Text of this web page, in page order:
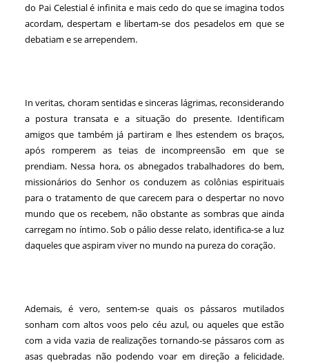
do Pai Celestial é infinita e mais cedo do que se imagina todos
acordam, despertam e libertam-se dos pesadelos em que se
debatiam e se arrependem.
In veritas, choram sentidas e sinceras lágrimas, reconsiderando
a postura transata e a situação do presente. Identificam
amigos que também já partiram e lhes estendem os braços,
após romperem as teias de incompreensão em que se
prendiam. Nessa hora, os abnegados trabalhadores do bem,
missionários do Senhor os conduzem as colônias espirituais
para o tratamento de que carecem para o despertar no novo
mundo que os recebem, não obstante as sombras que ainda
carregam no íntimo. Sob o pálio desse relato, identifica-se a luz
daqueles que aspiram viver no mundo na pureza do coração.
Ademais, é vero, sentem-se quais os pássaros mutilados
sonham com altos voos pelo céu azul, ou aqueles que estão
com a vida vazia de realizações tornando-se pássaros com as
asas quebradas não podendo voar em direção a felicidade.